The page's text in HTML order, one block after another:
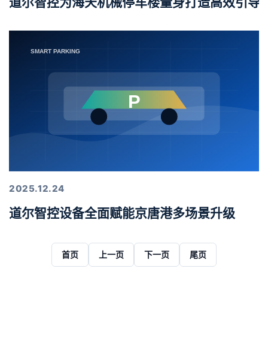
2025.12.24
道尔智控设备全面赋能京唐港多场景升级
首页 上一页 下一页 尾页